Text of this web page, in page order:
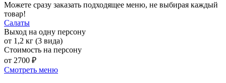
Можете сразу заказать подходящее меню, не выбирая каждый
товар!
Салаты
Выход на одну персону
от 1,2 кг (3 вида)
Стоимость на персону
от 2700 ₽
Смотреть меню